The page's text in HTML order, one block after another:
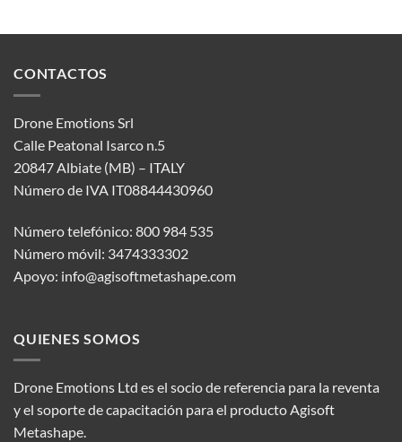
CONTACTOS
Drone Emotions Srl
Calle Peatonal Isarco n.5
20847 Albiate (MB) – ITALY
Número de IVA IT08844430960
Número telefónico: 800 984 535
Número móvil: 3474333302
Apoyo: info@agisoftmetashape.com
QUIENES SOMOS
Drone Emotions Ltd es el socio de referencia para la reventa
y el soporte de capacitación para el producto Agisoft
Metashape.